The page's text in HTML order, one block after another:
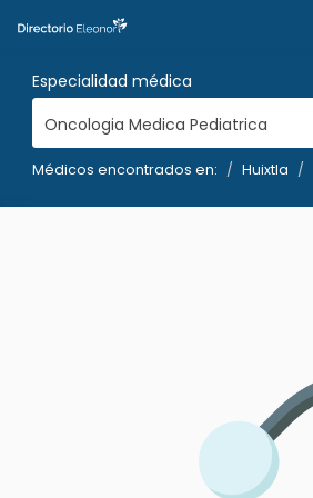
Especialidad médica
Oncologia Medica Pediatrica
Médicos encontrados en: Huixtla